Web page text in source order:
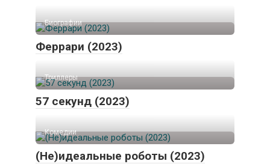
Биографии
Феррари (2023)
Триллеры
57 секунд (2023)
Комедии
(Не)идеальные роботы (2023)